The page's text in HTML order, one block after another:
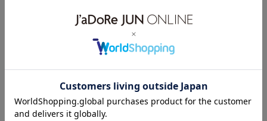
ひねり金具ワンハンドルミニショ
ルダーバッグ/2WAY,WEB限定カラ
ーあり
レビュー